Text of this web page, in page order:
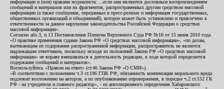
информации и (или) правами журналиста: ...если они являются дословным воспроизведением
сообщений и материалов или их фрагментов, распространенных другим средством массовой
информации (а также сообщения, переданные в пресс-релизах и информация государственных,
общественных организаций и объединений), которое может быть установлено и привлечено к
ответственности за данное нарушение законодательства Российской Федерации о средствах
массовой информации».
Согласно абз.3, п.13 Постановления Пленума Верховного Суда РФ №16 от 15 июня 2010 года
«О практике применения судами Закона РФ «О средствах массовой информации», «по делам,
вытекающим из содержания распространенной информации, распространитель не является
надлежащим ответчиком, поскольку исходя из положений Закона РФ «О средствах массовой
информации» не вправе вмешиваться в деятельность редакции, в ходе которой определяется
содержание сообщений и материалов».
Воспользуйтесь «Правом на ответ» (ст.46 Закона РФ «О СМИ»).
«В соответствии с положением ч.3 ст.196 ГПК РФ, обязанность компенсации морального вреда
подлежит возложению на авторов, а по опубликованию опровержения, в порядке ч.2 ст.152 ГК
РФ - на учредителя и главного редактор», - из апелляционного определения Хабаровского